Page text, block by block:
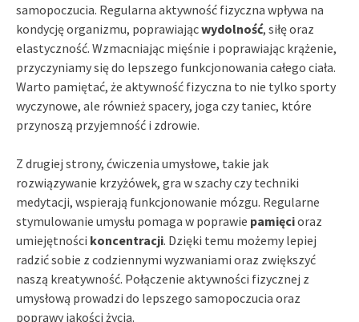
samopoczucia. Regularna aktywność fizyczna wpływa na
kondycję organizmu, poprawiającwydolność, siłę oraz
elastyczność. Wzmacniając mięśnie i poprawiając krążenie,
przyczyniamy się do lepszego funkcjonowania całego ciała.
Warto pamiętać, że aktywność fizyczna to nie tylko sporty
wyczynowe, ale również spacery, joga czy taniec, które
przynoszą przyjemność i zdrowie.
Z drugiej strony, ćwiczenia umysłowe, takie jak
rozwiązywanie krzyżówek, gra w szachy czy techniki
medytacji, wspierają funkcjonowanie mózgu. Regularne
stymulowanie umysłu pomaga w poprawie pamięcioraz
umiejętności koncentracji. Dzięki temu możemy lepiej
radzić sobie z codziennymi wyzwaniami oraz zwiększyć
naszą kreatywność. Połączenie aktywności fizycznej z
umysłową prowadzi do lepszego samopoczucia oraz
poprawy jakości życia.